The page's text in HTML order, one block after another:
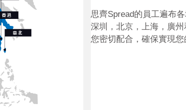
思齊Spread的員工遍布
深圳，北京，上海，廣
您密切配合，確保實現您